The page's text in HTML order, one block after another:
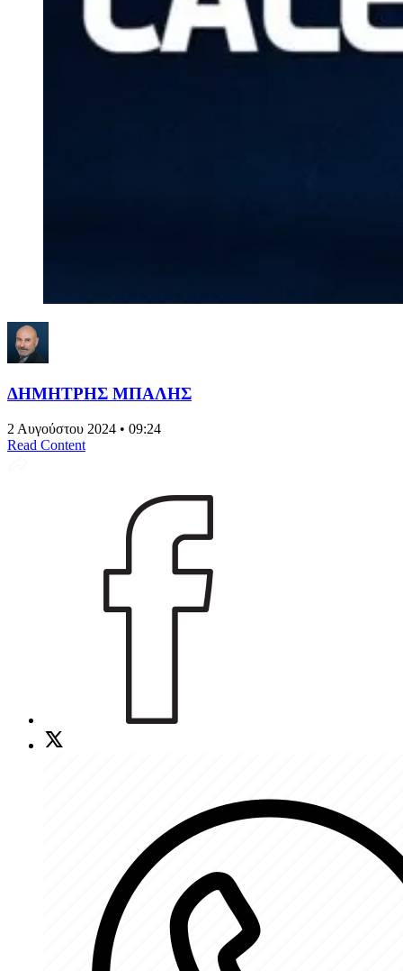
ΔΗΜΗΤΡΗΣ ΜΠΑΛΗΣ
2 Αυγούστου 2024 • 09:24
Read Content